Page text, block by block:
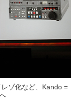
ゾ化など、Kando =